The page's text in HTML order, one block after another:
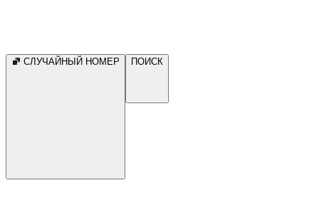
СЛУЧАЙНЫЙ НОМЕР ПОИСК